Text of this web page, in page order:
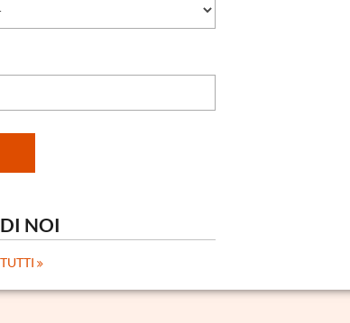
NOI